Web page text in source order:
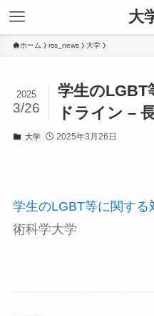
大
ホーム rss_news 大学
学生のLGBT
ドライン –
2025
3/26
大学 2025年3月26日
学生のLGBT等に関する
術科学大学